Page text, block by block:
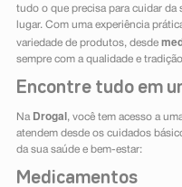
tudo o que precisa para cuidar da
lugar. Com uma experiência
variedade de produtos, desde
sempre com a qualidade e
Encontre tudo em
Na Drogal, você tem acesso a
atendem desde os cuidados
da sua saúde e bem-estar:
Medicamentos